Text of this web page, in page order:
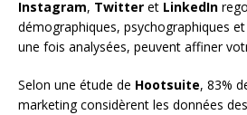
Instagram, Twitter et LinkedIn
démographiques, psychographiques
une fois analysées, peuvent affiner
Selon une étude de Hootsuite, 83%
marketing considèrent les données